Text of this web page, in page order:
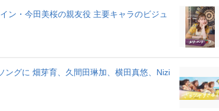
e
ン・今田美桜の親友役 主要キャラのビジュ
ングに 畑芽育、久間田琳加、横田真悠、Nizi